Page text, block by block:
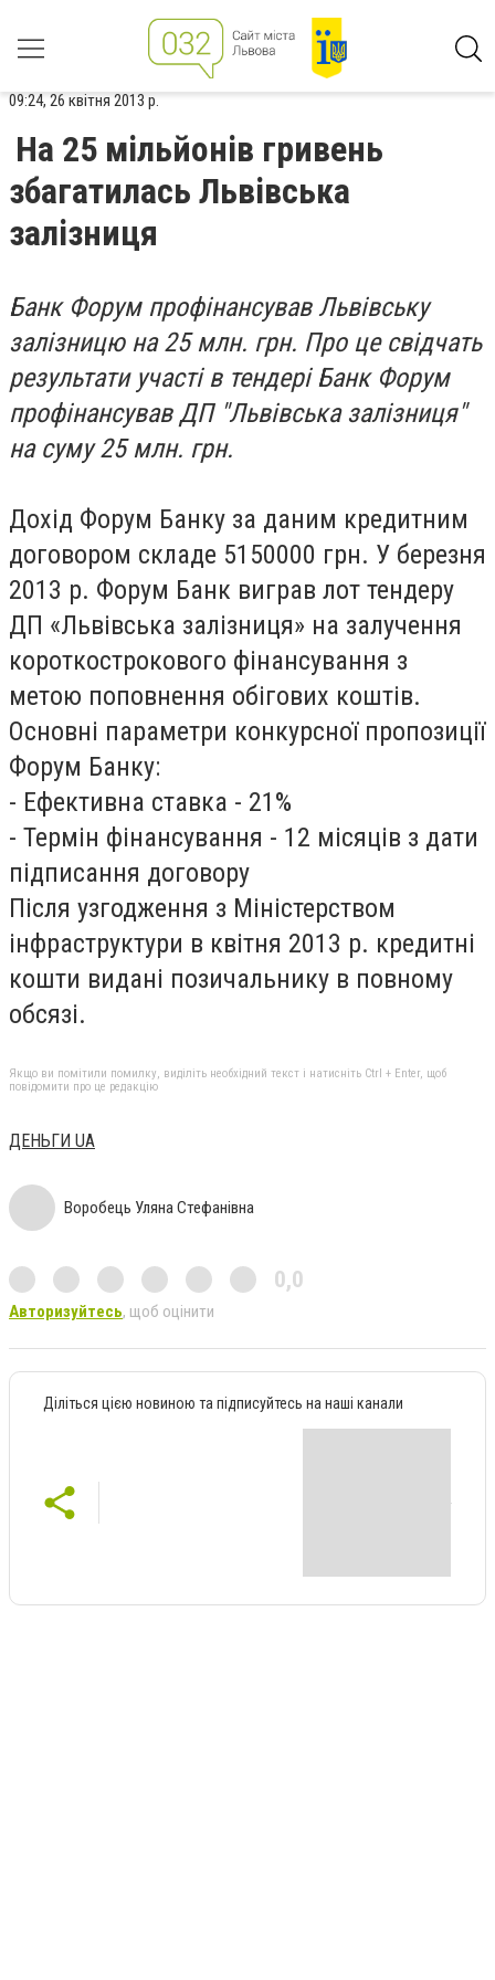
09:24, 26 квітня 2013 р.
На 25 мільйонів гривень
збагатилась Львівська
залізниця
Банк Форум профінансував Львівську
залізницю на 25 млн. грн. Про це свідчать
результати участі в тендері Банк Форум
профінансував ДП "Львівська залізниця"
на суму 25 млн. грн.
Дохід Форум Банку за даним кредитним
договором складе 5150000 грн. У березня
2013 р. Форум Банк виграв лот тендеру
ДП «Львівська залізниця» на залучення
короткострокового фінансування з
метою поповнення обігових коштів.
Основні параметри конкурсної пропозиції
Форум Банку:
- Ефективна ставка - 21%
- Термін фінансування - 12 місяців з дати
підписання договору
Після узгодження з Міністерством
інфраструктури в квітня 2013 р. кредитні
кошти видані позичальнику в повному
обсязі.
Якщо ви помітили помилку, виділіть необхідний текст і натисніть Ctrl + Enter, щоб
повідомити про це редакцію
ДЕНЬГИ UA
Воробець Уляна Стефанівна
0,0
Авторизуйтесь, щоб оцінити
Діліться цією новиною та підписуйтесь на наші канали